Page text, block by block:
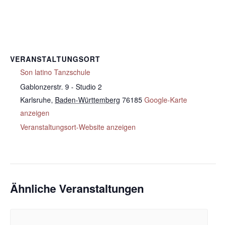
VERANSTALTUNGSORT
Son latino Tanzschule
Gablonzerstr. 9 - Studio 2
Karlsruhe, Baden-Württemberg 76185 Google-Karte
anzeigen
Veranstaltungsort-Website anzeigen
Ähnliche Veranstaltungen